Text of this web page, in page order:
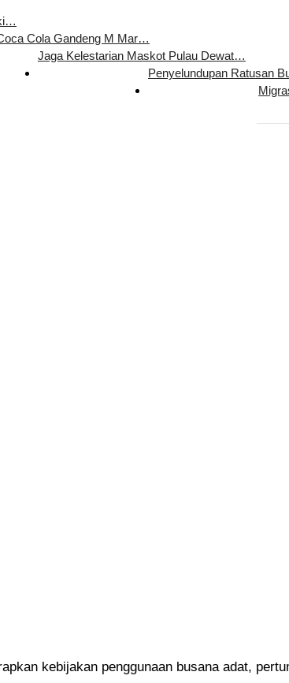
Cola Gandeng M Mar…
Jaga Kelestarian Maskot Pulau Dewat…
Penyelundupan Ratusan
kebijakan penggunaan busana adat,